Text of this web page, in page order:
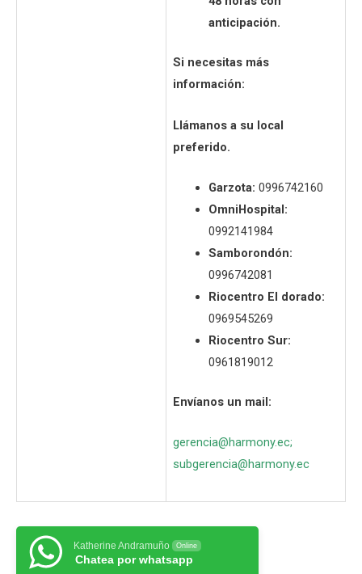
anticipación.
Si necesitas más
información:
Llámanos a su local
preferido.
Garzota: 0996742160
OmniHospital:
0992141984
Samborondón:
0996742081
Riocentro El dorado:
0969545269
Riocentro Sur:
0961819012
Envíanos un mail:
gerencia@harmony.ec;
subgerencia@harmony.ec
Katherine Andramuño Online
Chatea por whatsapp